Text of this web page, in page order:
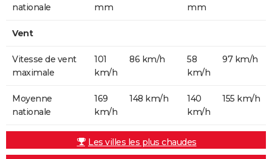
nationale
mm
mm
Vent
Vitesse de vent
maximale
101
km/h
86 km/h
58
km/h
97 km/h
Moyenne
nationale
169
km/h
148 km/h
140
km/h
155 km/h
Les villes les plus chaudes